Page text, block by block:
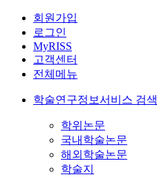
회원가입
로그인
MyRISS
고객센터
전체메뉴
학술연구정보서비스 검색
학위논문
국내학술논문
해외학술논문
학술지